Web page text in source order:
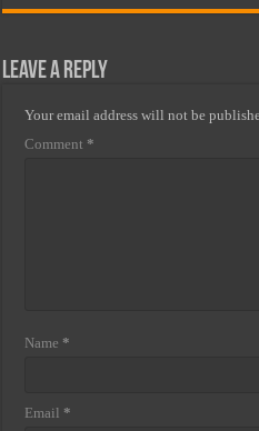
Leave a Reply
Your email address will not be
Comment *
Name *
Email *